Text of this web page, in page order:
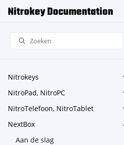
Nitrokey Documentation
Nitrokeys
NitroPad, NitroPC
NitroTelefoon, NitroTablet
NextBox
Aan de slag